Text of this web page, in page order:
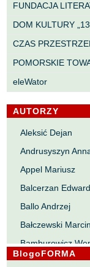
FUNDACJA
DOM KULTURY
CZAS
POMORSKIE
eleWator
AUTORZY
Aleksić Dejan
Andrusyszyn
Appel Mariusz
Balcerzan Edward
Ballo Andrzej
Bałczewski Marcin
Bamburowicz
Bawołek
BlogoFORMA